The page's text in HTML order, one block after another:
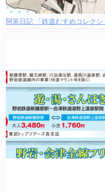
阿呆日記 「鉄道むすめコレクシ